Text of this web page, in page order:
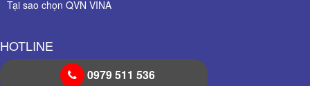
Tại sao chọn QVN VINA
HOTLINE
0979 511 536